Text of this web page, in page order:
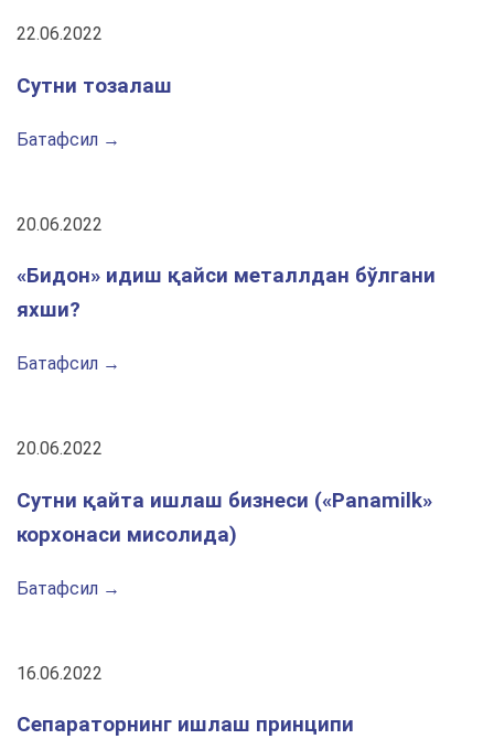
22.06.2022
Сутни тозалаш
Батафсил →
20.06.2022
«Бидон» идиш қайси металлдан бўлгани
яхши?
Батафсил →
20.06.2022
Сутни қайта ишлаш бизнеси («Panamilk»
корхонаси мисолида)
Батафсил →
16.06.2022
Сепараторнинг ишлаш принципи